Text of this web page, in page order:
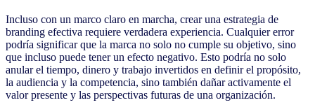
Incluso con un marco claro en marcha, crear una estrategia de
branding efectiva requiere verdadera experiencia. Cualquier error
podría significar que la marca no solo no cumple su objetivo, sino
que incluso puede tener un efecto negativo. Esto podría no solo
anular el tiempo, dinero y trabajo invertidos en definir el propósito,
la audiencia y la competencia, sino también dañar activamente el
valor presente y las perspectivas futuras de una organización.